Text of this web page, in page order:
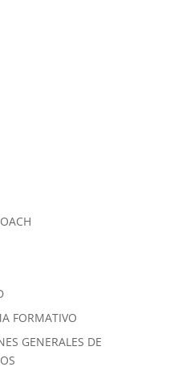
FORMATIVO
GENERALES DE